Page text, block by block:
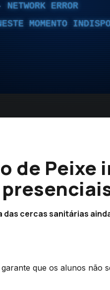
ERROR
MOMENTO
de Peixe
cercas sanitárias
que os alunos não